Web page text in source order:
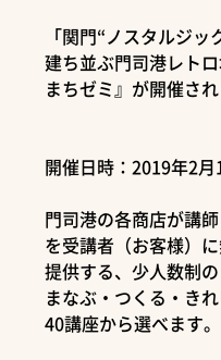
「関門“ノスタルジ
建ち並ぶ門司港レト
まちゼミ』が開催され
開催日時：2019年2
門司港の各商店が講
を受講者（お客様）
提供する、少人数制の
まなぶ・つくる・き
40講座から選べます。